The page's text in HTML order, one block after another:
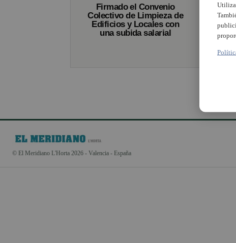
Firmado el Convenio
Colectivo de Limpieza de
Edificios y Locales con
una subida salarial
© El Meridiano L'Horta 2026 - Valencia - España